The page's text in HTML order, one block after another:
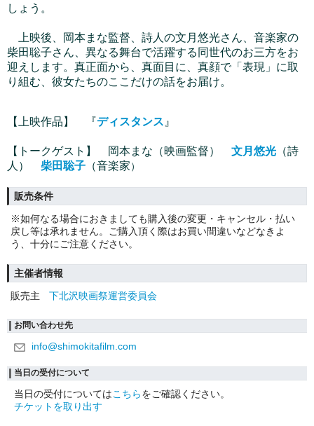
しょう。
上映後、岡本まな監督、詩人の文月悠光さん、音楽家の
柴田聡子さん、異なる舞台で活躍する同世代のお三方をお
迎えします。 真正面から、真面目に、真顔で「表現」に取
り組む、彼女たちのここだけの話をお届け。
【上映作品】 『ディスタンス 』
【トークゲスト】 岡本まな（映画監督） 文月悠光 （詩
人） 柴田聡子 （音楽家）
販売条件
※如何なる場合におきましても購入後の変更・キャンセル・払い
戻し等は承れません。ご購入頂く際はお買い間違いなどなきよ
う、十分にご注意ください。
主催者情報
販売主
下北沢映画祭運営委員会
お問い合わせ先
info@shimokitafilm.com
当日の受付について
当日の受付についてはこちらをご確認ください。
チケットを取り出す